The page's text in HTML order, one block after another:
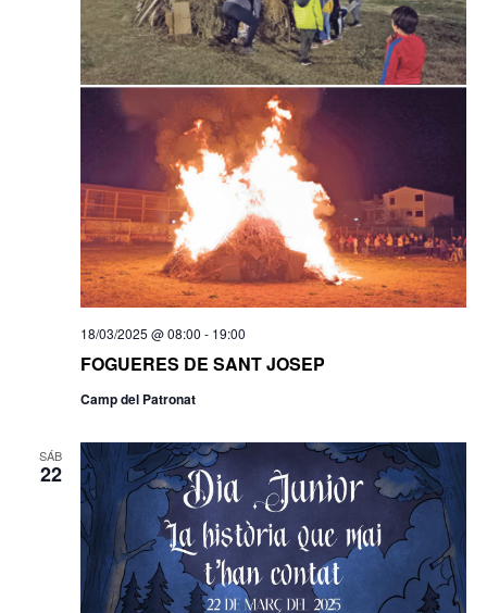
FOGUERES DE SANT JOSEP
18/03/2025 @ 08:00 - 19:00
Camp del Patronat
SÁB
22